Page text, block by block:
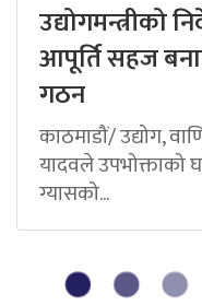
उद्योगमन्त्रीको
आपूर्ति सहज
गठन
काठमाडौं/ उद्योग,
यादवले उपभोक्ताको
ग्यासको...